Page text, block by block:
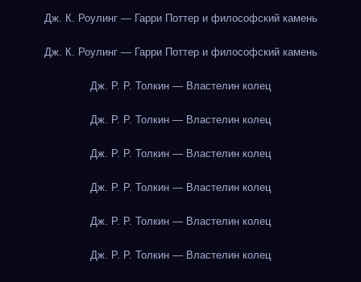
Дж. К. Роулинг — Гарри Поттер и философский камень
Дж. К. Роулинг — Гарри Поттер и философский камень
Дж. Р. Р. Толкин — Властелин колец
Дж. Р. Р. Толкин — Властелин колец
Дж. Р. Р. Толкин — Властелин колец
Дж. Р. Р. Толкин — Властелин колец
Дж. Р. Р. Толкин — Властелин колец
Дж. Р. Р. Толкин — Властелин колец